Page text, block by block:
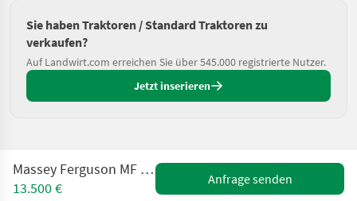
Sie haben Traktoren / Standard Traktoren zu
verkaufen?
Auf Landwirt.com erreichen Sie über 545.000 registrierte Nutzer.
Jetzt inserieren
Massey Ferguson MF 168 Allrad Multi Power
13.500 €
Anfrage senden